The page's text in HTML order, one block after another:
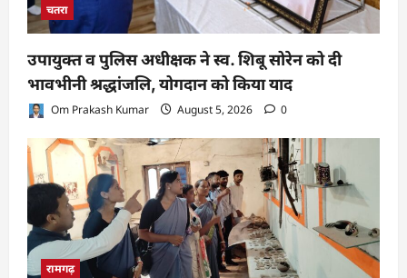
चतरा
उपायुक्त व पुलिस अधीक्षक ने स्व. शिबू सोरेन को दी
भावभीनी श्रद्धांजलि, योगदान को किया याद
Om Prakash Kumar August 5, 2026 0
रामगढ़